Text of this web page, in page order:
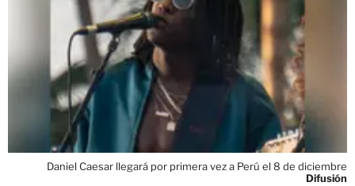
Daniel Caesar llegará por primera vez a Perú el 8 de diciembre
Difusión